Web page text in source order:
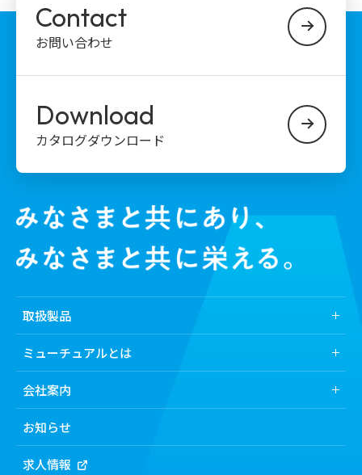
Contact
お問い合わせ
Download
カタログダウンロード
取扱製品
医薬品
機能から探す
ミューチュアルとは
会社案内
経営理念
お知らせ
求人情報